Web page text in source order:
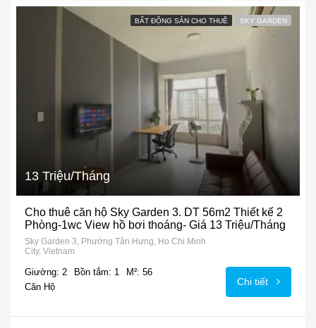
BẤT ĐỘNG SẢN CHO THUÊ SKY GARDEN
13 Triệu/Tháng
Cho thuê căn hộ Sky Garden 3. DT 56m2 Thiết kế 2
Phòng-1wc View hồ bơi thoáng- Giá 13 Triệu/Tháng
Sky Garden 3, Phường Tân Hưng, Ho Chi Minh
City, Vietnam
Giường: 2 Bồn tắm: 1
M²: 56
Căn Hộ
Chi tiết